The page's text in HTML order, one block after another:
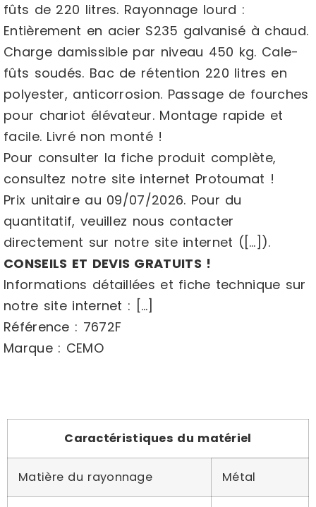
fûts de 220 litres. Rayonnage lourd :
Entièrement en acier S235 galvanisé à chaud.
Charge damissible par niveau 450 kg. Cale-
fûts soudés. Bac de rétention 220 litres en
polyester, anticorrosion. Passage de fourches
pour chariot élévateur. Montage rapide et
facile. Livré non monté !
Pour consulter la fiche produit complète,
consultez notre site internet Protoumat !
Prix unitaire au 09/07/2026. Pour du
quantitatif, veuillez nous contacter
directement sur notre site internet ([…]).
CONSEILS ET DEVIS GRATUITS !
Informations détaillées et fiche technique sur
notre site internet : […]
Référence : 7672F
Marque : CEMO
Caractéristiques du matériel
Matière du rayonnage Métal